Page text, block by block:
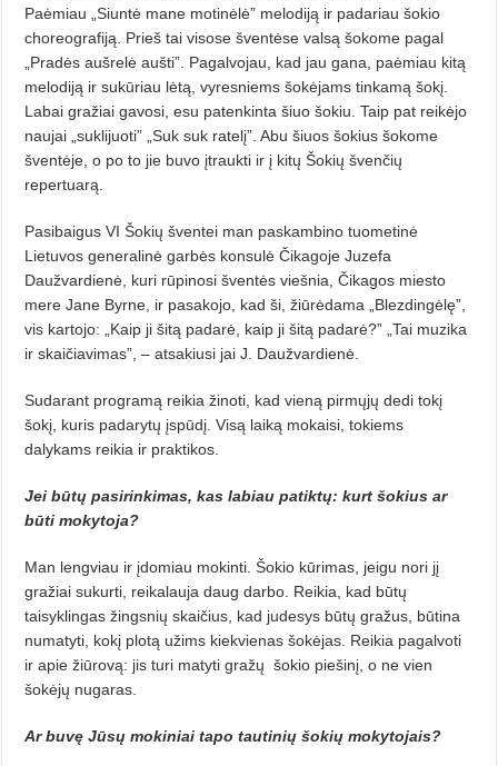
Paėmiau „Siuntė mane motinėlė” melodiją ir padariau šokio
choreografiją. Prieš tai visose šventėse valsą šokome pagal
„Pradės aušrelė aušti”. Pagalvojau, kad jau gana, paėmiau kitą
melodiją ir sukūriau lėtą, vyresniems šokėjams tinkamą šokį.
Labai gražiai gavosi, esu patenkinta šiuo šokiu. Taip pat reikėjo
naujai „su­klijuoti” „Suk suk ratelį”. Abu šiuos šokius šokome
šventėje, o po to jie buvo įtraukti ir į kitų Šokių švenčių
repertuarą.
Pasibaigus VI Šokių šventei man paskambino tuometinė
Lietuvos generalinė garbės konsulė Čikagoje Juzefa
Daužvardienė, kuri rūpinosi šventės viešnia, Čikagos miesto
mere Jane Byrne, ir pasakojo, kad ši, žiūrėdama „Blezdingėlę”,
vis kartojo: „Kaip ji šitą padarė, kaip ji šitą padarė?” „Tai muzika
ir skaičiavimas”, – atsakiusi jai J. Daužvardienė.
Sudarant programą reikia žinoti, kad vieną pirmųjų dedi tokį
šokį, kuris padarytų įspūdį. Visą laiką mokaisi, tokiems
dalykams reikia ir praktikos.
Jei būtų pasirinkimas, kas labiau patiktų: kurt šokius ar
būti mokytoja?
Man lengviau ir įdomiau mokinti. Šokio kūrimas, jeigu nori jį
gražiai sukurti, reikalauja daug darbo. Reikia, kad būtų
taisyklingas žingsnių skaičius, kad judesys būtų gražus, būtina
numatyti, kokį plotą užims kiekvienas šokėjas. Reikia pagalvoti
ir apie žiūrovą: jis turi matyti gražų šokio piešinį, o ne vien
šokėjų nugaras.
Ar buvę Jūsų mokiniai tapo tautinių šokių mokytojais?